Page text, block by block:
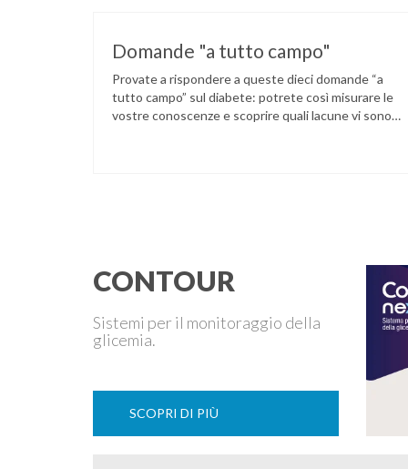
Domande "a tutto campo"
Provate a rispondere a queste dieci domande “a
tutto campo” sul diabete: potrete così misurare le
vostre conoscenze e scoprire quali lacune vi sono
CONTOUR
Sistemi per il monitoraggio della
glicemia.
SCOPRI DI PIÙ